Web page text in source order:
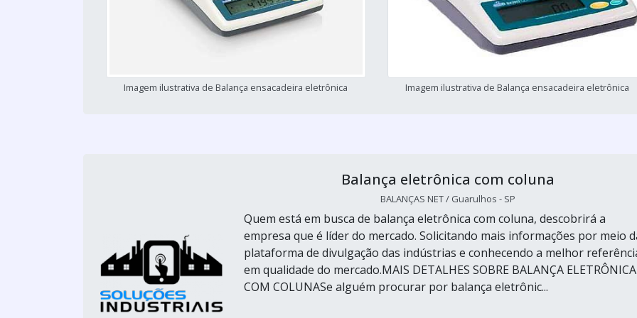
Imagem ilustrativa de Balança ensacadeira eletrônica Imagem ilustrativa de Balança ensacadeira eletrônica
Balança eletrônica com coluna
BALANÇAS NET / Guarulhos - SP
Quem está em busca de balança eletrônica com coluna, descobrirá a
empresa que é líder do mercado. Solicitando mais informações por meio
plataforma de divulgação das indústrias e conhecendo a melhor
em qualidade do mercado.MAIS DETALHES SOBRE BALANÇA ELETRÔNICA
COM COLUNASe alguém procurar por balança eletrônic...